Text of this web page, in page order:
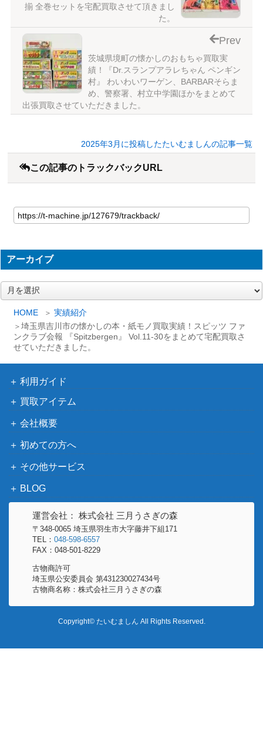
HOME
実績紹介
埼玉県吉川市の懐かしの本・紙モノ買取実績！スピッツ ファ
ンクラブ会報 『Spitzbergen』 Vol.11-30をまとめて宅配買取さ
せていただきました。
揃 全巻セットを宅配買取させて頂きまし
た。
茨城県境町の懐かしのおもちゃ買取実
績！『Dr.スランプアラレちゃん ペンギン
村』 わいわいワーゲン、BARBARそらま
め、警察署、村立中学園ほかをまとめて
出張買取させていただきました。
Prev
2025年3月に投稿したたいむましんの記事一覧
この記事のトラックバックURL
アーカイブ
ー
利用ガイド
買取アイテム
会社概要
初めての方へ
その他サービス
BLOG
運営会社： 株式会社 三月うさぎの森
〒348-0065 埼玉県羽生市大字藤井下組171
TEL： 048-598-6557
FAX：048-501-8229
古物商許可
埼玉県公安委員会 第431230027434号
古物商名称：株式会社三月うさぎの森
Copyright© たいむましん All Rights Reserved.